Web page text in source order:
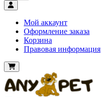
Мой аккаунт
Оформление заказа
Корзина
Правовая информация